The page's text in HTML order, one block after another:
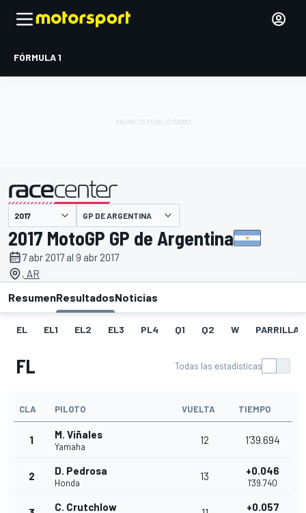
FÓRMULA 1
presentado por GP DE ARGENTINA
2017 MotoGP GP de Argentina
7 abr 2017 al 9 abr 2017
, AR
ResumenResultadosNoticias
EL EL1 EL2 EL3 PL4 Q1 Q2 W PARRILLA
FL Todas las estadísticas
CLA PILOTO VUELTA TIEMPO
1 M. Viñales
Yamaha
12 1'39.694
2 D. Pedrosa
Honda
13 +0.046
1'39.740
C. Crutchlow +0.057